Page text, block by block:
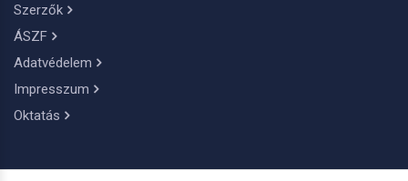
Szerzők
ÁSZF
Adatvédelem
Impresszum
Oktatás